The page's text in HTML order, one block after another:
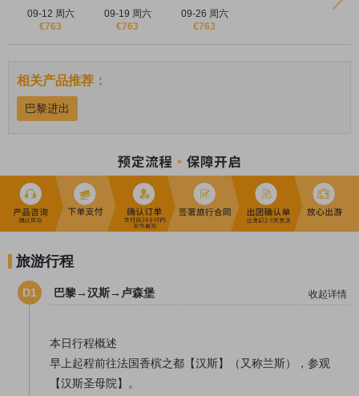
09-12 周六
€763
09-19 周六
€763
09-26 周六
€763
相关产品推荐：
巴黎进出
旅游行程
D1 巴黎→汉斯→卢森堡 收起详情
本日行程概述
早上起程前往法国香槟之都【汉斯】（又称兰斯），参观
【汉斯圣母院】。